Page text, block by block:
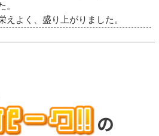
。
えよく、盛り上がりました。
の